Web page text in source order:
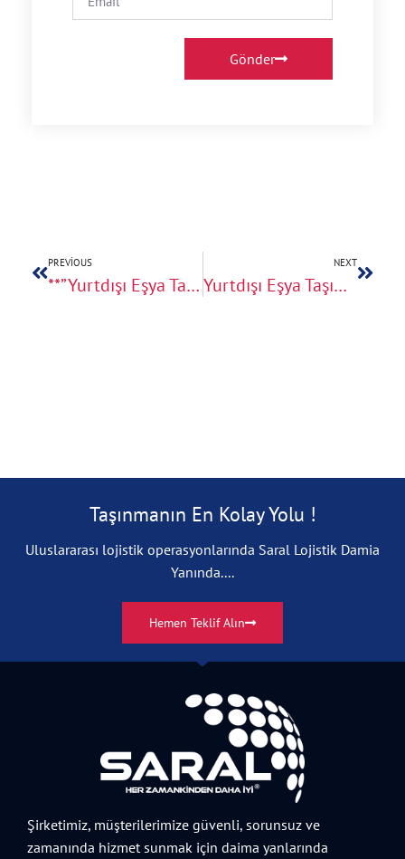
Gönder
PREVIOUS
**”Yurtdışı Eşya Taşıma Fiyatları 2024: Metreküp Hesaplama ile Uluslararası Nakliyatta En Uygun Seçenekler”**
NEXT
Yurtdışı Eşya Taşıma Fiyatları 2024: Metreküp Hesabıyla En Uygun Uluslararası Nakliyat Seçenekleri
Taşınmanın En Kolay Yolu !
Uluslararası lojistik operasyonlarında Saral Lojistik Damia
Yanında....
Hemen Teklif Alın
Şirketimiz, müşterilerimize güvenli, sorunsuz ve
zamanında hizmet sunmak için daima yanlarında